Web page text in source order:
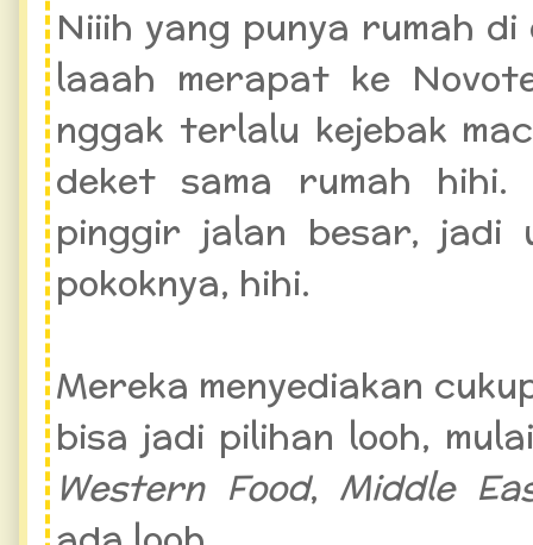
Niiih yang punya rumah
laaah merapat ke
nggak terlalu kejebak
deket sama rumah
pinggir jalan besar, jadi
pokoknya, hihi.
Mereka menyediakan
bisa jadi pilihan looh,
Western Food, Middle